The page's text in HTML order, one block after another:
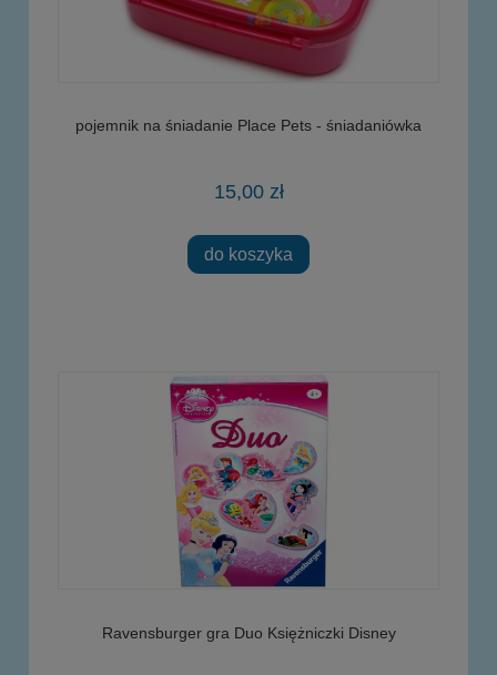
pojemnik na śniadanie Place Pets - śniadaniówka
15,00 zł
do koszyka
Ravensburger gra Duo Księżniczki Disney